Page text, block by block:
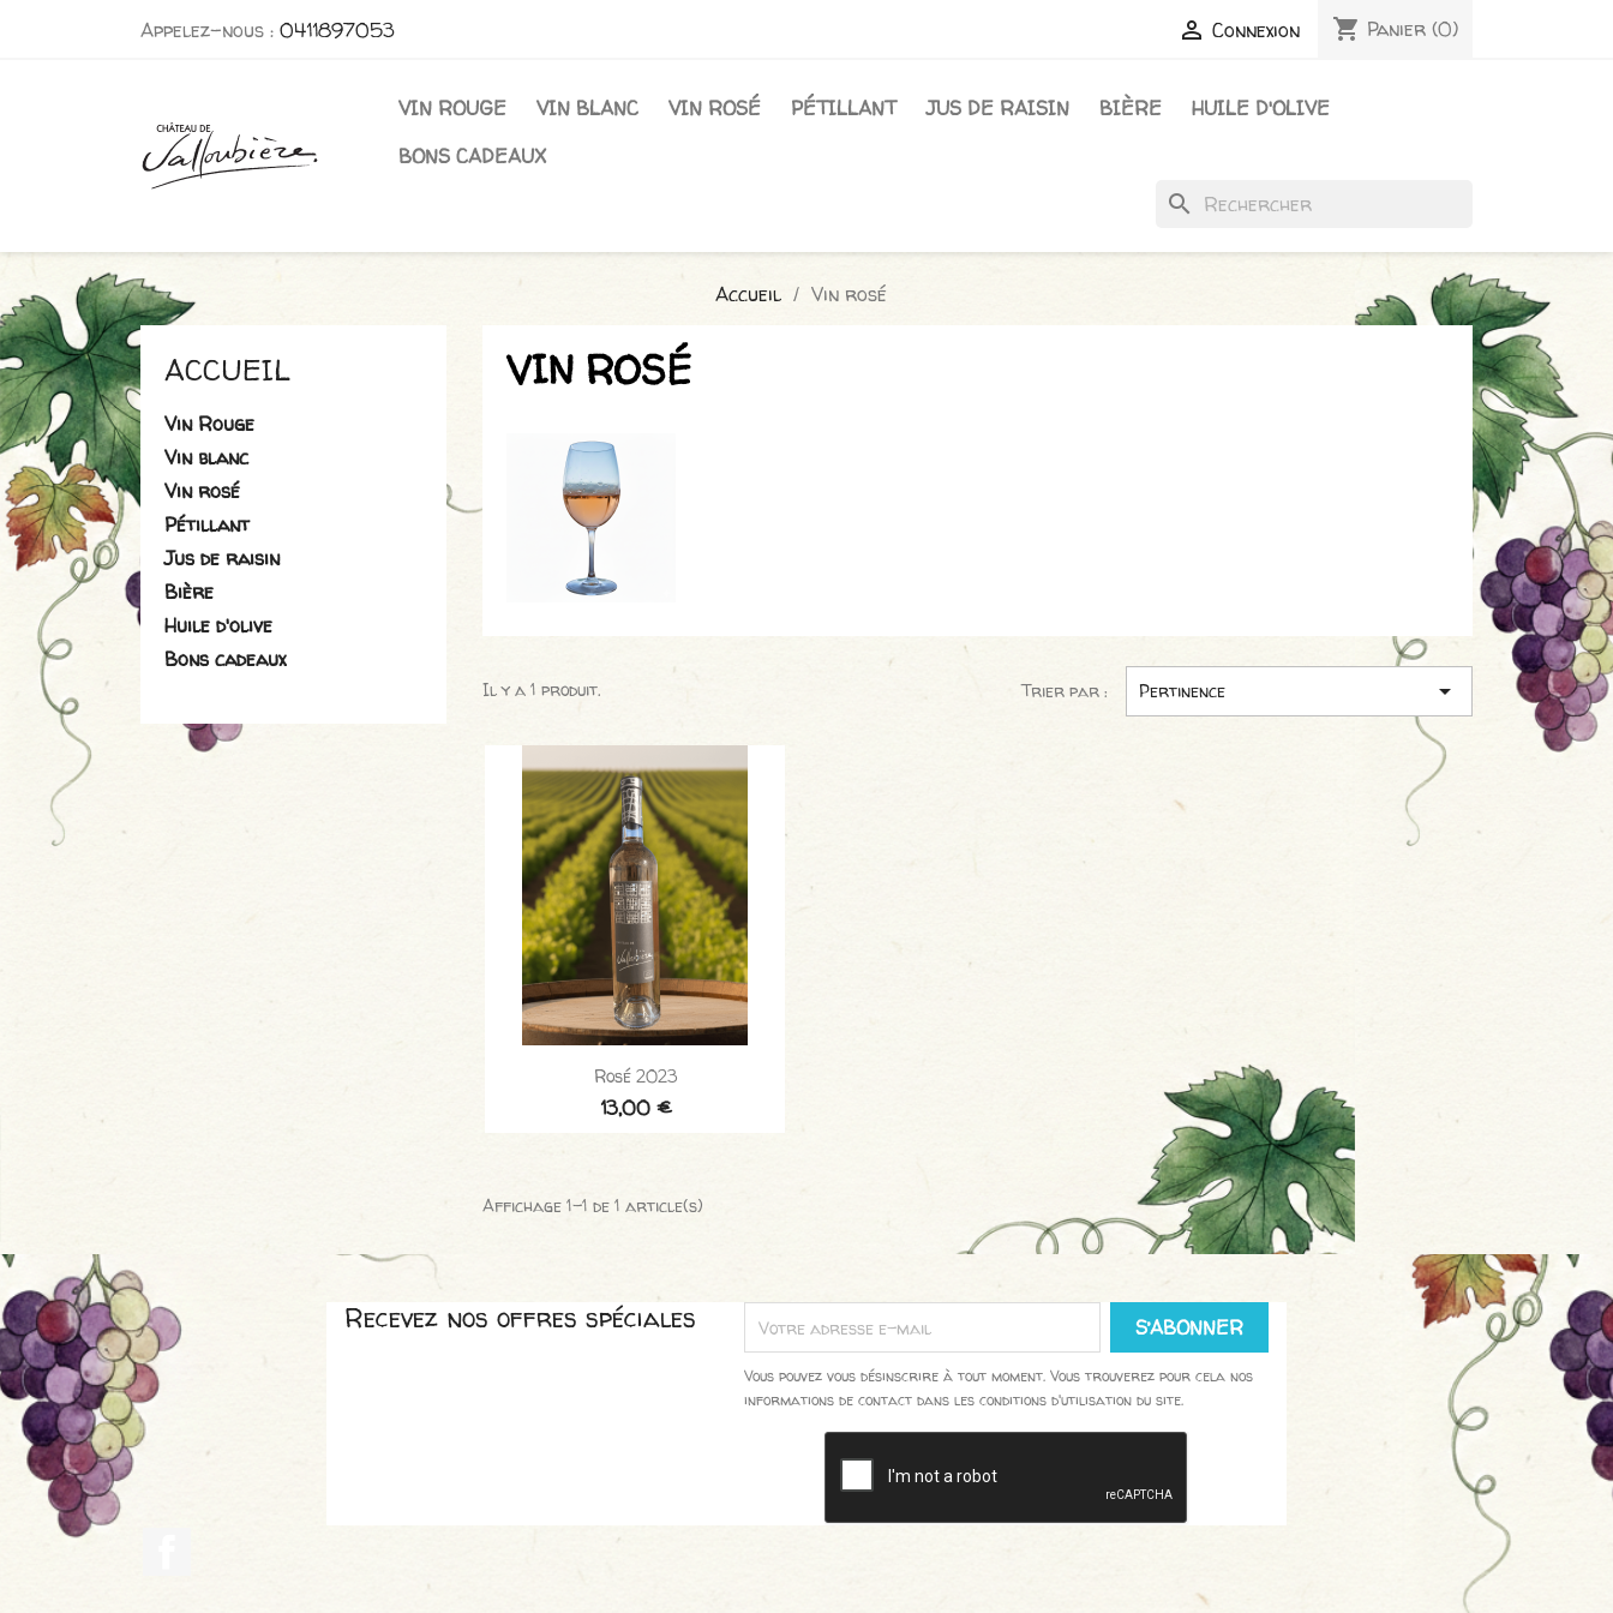
Appelez-nous : 0411897053  Connexion shopping_cart Panier (0)
VIN ROUGE VIN BLANC VIN ROSÉ PÉTILLANT JUS DE RAISIN BIÈRE
HUILE D'OLIVE
BONS CADEAUX
search
Accueil Vin rosé
ACCUEIL
Vin Rouge
Vin blanc
Vin rosé
Pétillant
Jus de raisin
Bière
Huile d'olive
Bons cadeaux
VIN ROSÉ
Il y a 1 produit. Trier par : Pertinence 
Aperçu rapide
Rosé 2023
13,00 €
Affichage 1-1 de 1 article(s)
Recevez nos offres spéciales
Vous pouvez vous désinscrire à tout moment. Vous trouverez pour cela nos
informations de contact dans les conditions d'utilisation du site.